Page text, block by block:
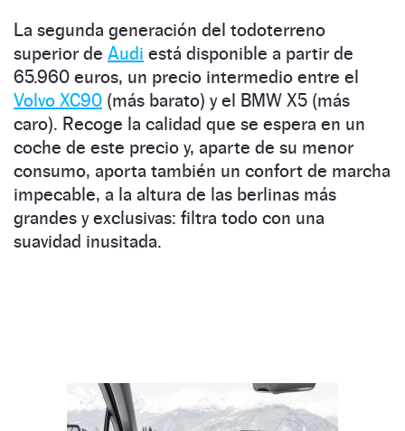
La segunda generación del todoterreno
superior de Audi está disponible a partir de
65.960 euros, un precio intermedio entre el
Volvo XC90 (más barato) y el BMW X5 (más
caro). Recoge la calidad que se espera en un
coche de este precio y, aparte de su menor
consumo, aporta también un confort de marcha
impecable, a la altura de las berlinas más
grandes y exclusivas: filtra todo con una
suavidad inusitada.